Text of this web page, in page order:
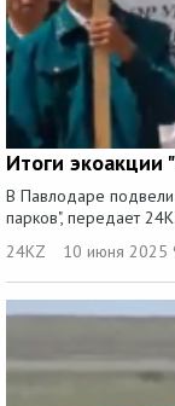
Итоги экоакции
В Павлодаре подвели
парков", передает
24KZ
10 июня 2025